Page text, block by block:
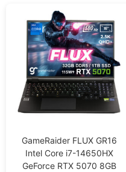
GameRaider FLUX GR16
Intel Core i7-14650HX
GeForce RTX 5070 8GB